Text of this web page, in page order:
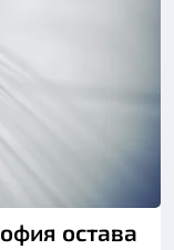
остава